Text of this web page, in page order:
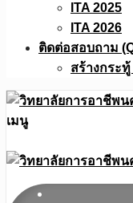
ITA 2025
ITA 2026
ติดต่อสอบถาม
สร้างกระ
เมนู